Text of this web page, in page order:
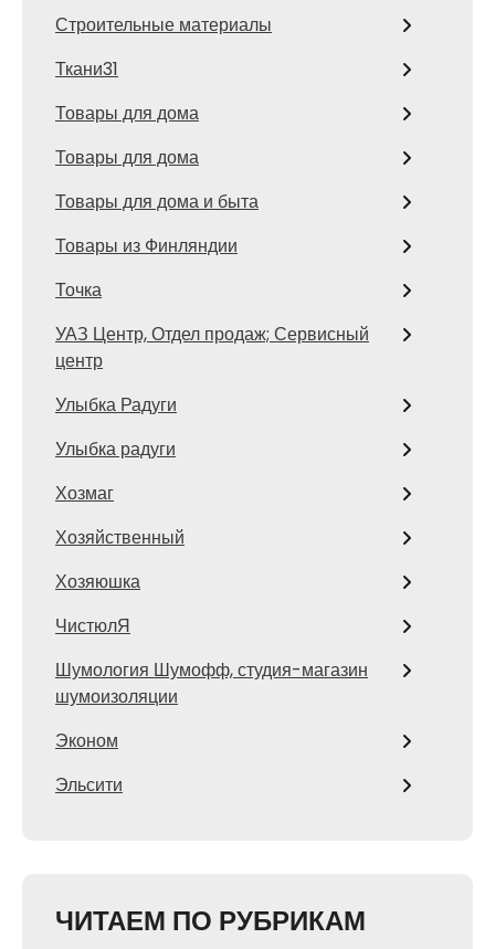
Строительные материалы
Ткани31
Товары для дома
Товары для дома
Товары для дома и быта
Товары из Финляндии
Точка
УАЗ Центр, Отдел продаж; Сервисный
центр
Улыбка Радуги
Улыбка радуги
Хозмаг
Хозяйственный
Хозяюшка
ЧистюлЯ
Шумология Шумофф, студия-магазин
шумоизоляции
Эконом
Эльсити
ЧИТАЕМ ПО РУБРИКАМ